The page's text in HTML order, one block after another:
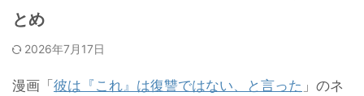
とめ
2026年7月17日
漫画「 彼は『これ』は復讐ではない、と言った 」のネ